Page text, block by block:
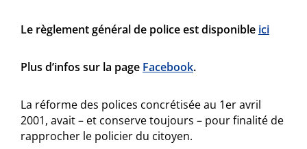
Le règlement général de police est disponible ici
Plus d’infos sur la page Facebook.
La réforme des polices concrétisée au 1er avril
2001, avait – et conserve toujours – pour finalité de
rapprocher le policier du citoyen.